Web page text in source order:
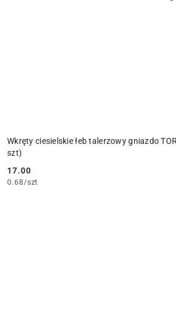
Wkręty ciesielskie łeb talerzowy gniazdo
szt)
Cena:
17.00
0.68/szt